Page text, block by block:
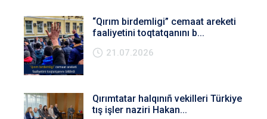
“Qırım birdemligi” cemaat areketi
faaliyetini toqtatqanını b...
21.07.2026
Qırımtatar halqınıñ vekilleri Türkiye
tış işler naziri Hakan...